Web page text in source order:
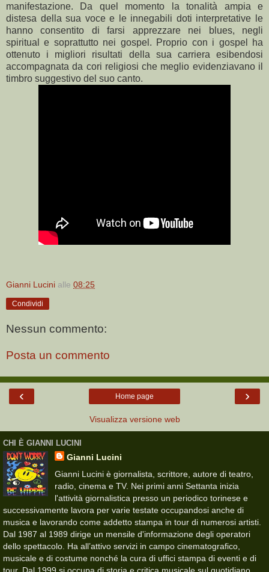
manifestazione. Da quel momento la tonalità ampia e
distesa della sua voce e le innegabili doti interpretative le
hanno consentito di farsi apprezzare nei blues, negli
spiritual e soprattutto nei gospel. Proprio con i gospel ha
ottenuto i migliori risultati della sua carriera esibendosi
accompagnata da cori religiosi che meglio evidenziavano il
timbro suggestivo del suo canto.
Gianni Lucini alle 08:25
Condividi
Nessun commento:
Posta un commento
‹ ›
Home page
Visualizza versione web
CHI È GIANNI LUCINI
Gianni Lucini
Gianni Lucini è giornalista, scrittore, autore di teatro,
radio, cinema e TV. Nei primi anni Settanta inizia
l'attività giornalistica presso un periodico torinese e
successivamente lavora per varie testate occupandosi anche di
musica e lavorando come addetto stampa in tour di numerosi artisti.
Dal 1987 al 1989 dirige un mensile d'informazione degli operatori
dello spettacolo. Ha all’attivo servizi in campo cinematografico,
musicale e di costume nonché la cura di uffici stampa di eventi e di
tour. Dal 1999 si occupa di storia e critica musicale sul quotidiano